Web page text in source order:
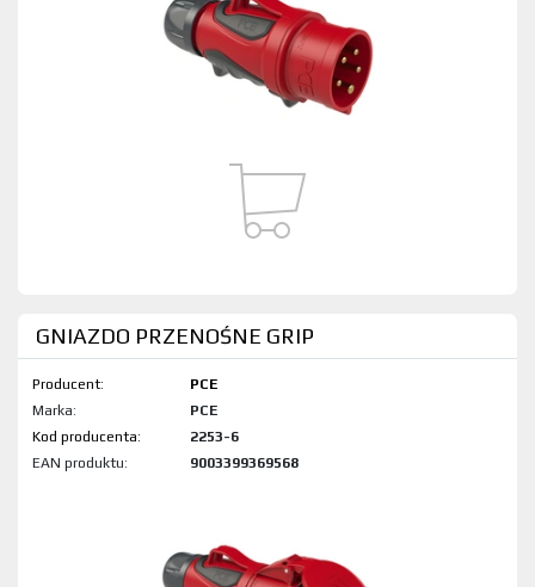
GNIAZDO PRZENOŚNE GRIP
Producent:
PCE
Marka:
PCE
Kod produktu:
2253-6
EAN produktu:
9003399369568